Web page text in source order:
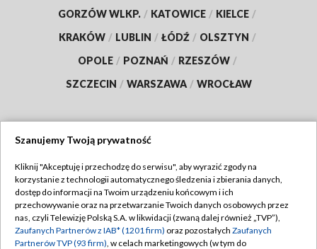
GORZÓW WLKP. / KATOWICE / KIELCE /
KRAKÓW / LUBLIN / ŁÓDŹ / OLSZTYN /
OPOLE / POZNAŃ / RZESZÓW /
SZCZECIN / WARSZAWA / WROCŁAW
TVP
Abonament TVP
Emisja w TVP
Regulamin TVP
Polityka prywatności
Szanujemy Twoją prywatność
Kliknij "Akceptuję i przechodzę do serwisu", aby wyrazić zgody na
korzystanie z technologii automatycznego śledzenia i zbierania danych,
dostęp do informacji na Twoim urządzeniu końcowym i ich
przechowywanie oraz na przetwarzanie Twoich danych osobowych przez
nas, czyli Telewizję Polską S.A. w likwidacji (zwaną dalej również „TVP”),
Zaufanych Partnerów z IAB* (1201 firm) oraz pozostałych Zaufanych
Partnerów TVP (93 firm), w celach marketingowych (w tym do